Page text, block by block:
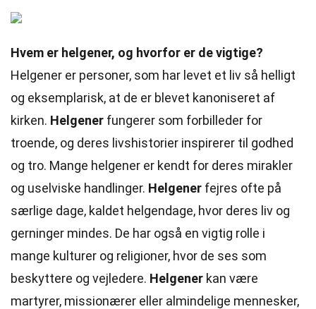
Hvem er helgener, og hvorfor er de vigtige?
Helgener er personer, som har levet et liv så helligt
og eksemplarisk, at de er blevet kanoniseret af
kirken. Helgener fungerer som forbilleder for
troende, og deres livshistorier inspirerer til godhed
og tro. Mange helgener er kendt for deres mirakler
og uselviske handlinger. Helgener fejres ofte på
særlige dage, kaldet helgendage, hvor deres liv og
gerninger mindes. De har også en vigtig rolle i
mange kulturer og religioner, hvor de ses som
beskyttere og vejledere. Helgener kan være
martyrer, missionærer eller almindelige mennesker,